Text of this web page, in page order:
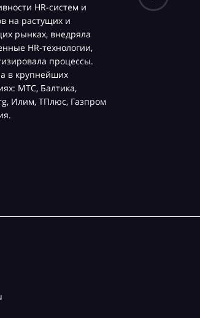
HR-систем и
на растущих и
рынках, внедряла
HR-технологии,
процессы.
в крупнейших
МТС, Балтика,
Илим, ТПлюс, Газпром